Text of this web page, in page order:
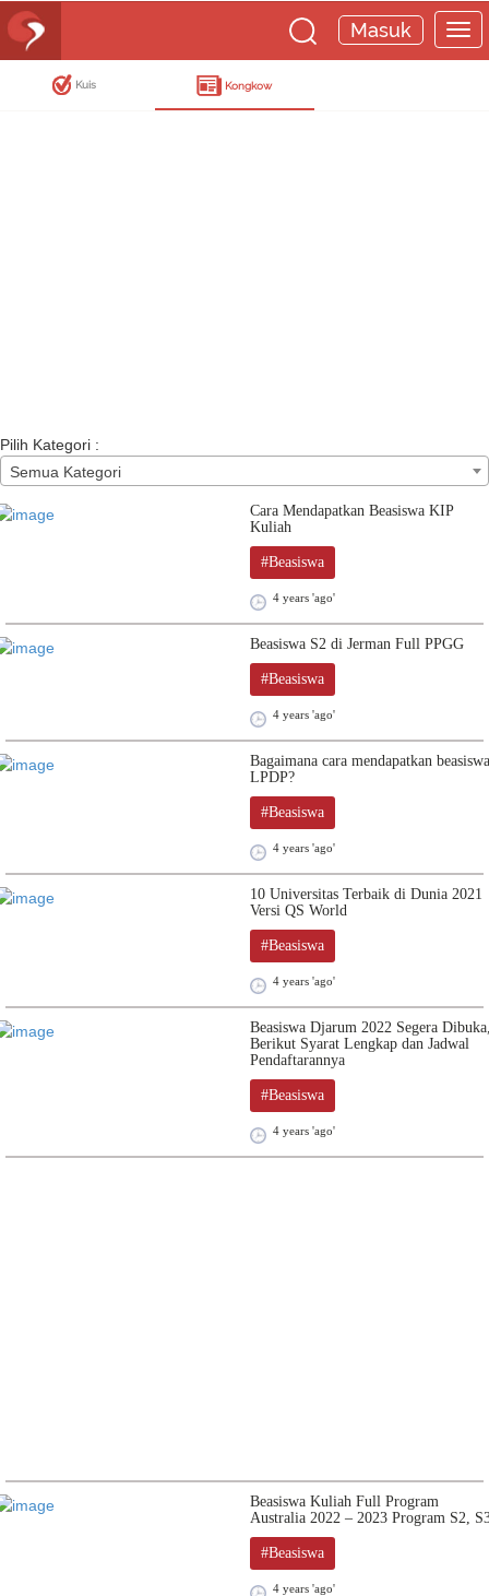
Masuk
Kuis Kongkow
Pilih Kategori :
Semua Kategori
Cara Mendapatkan Beasiswa KIP
Kuliah
#Beasiswa
4 years 'ago'
Beasiswa S2 di Jerman Full PPGG
#Beasiswa
4 years 'ago'
Bagaimana cara mendapatkan beasiswa
LPDP?
#Beasiswa
4 years 'ago'
10 Universitas Terbaik di Dunia 2021
Versi QS World
#Beasiswa
4 years 'ago'
Beasiswa Djarum 2022 Segera
Berikut Syarat Lengkap dan Jadwal
Pendaftarannya
#Beasiswa
4 years 'ago'
Beasiswa Kuliah Full Program
Australia 2022 – 2023 Program S2,
#Beasiswa
4 years 'ago'